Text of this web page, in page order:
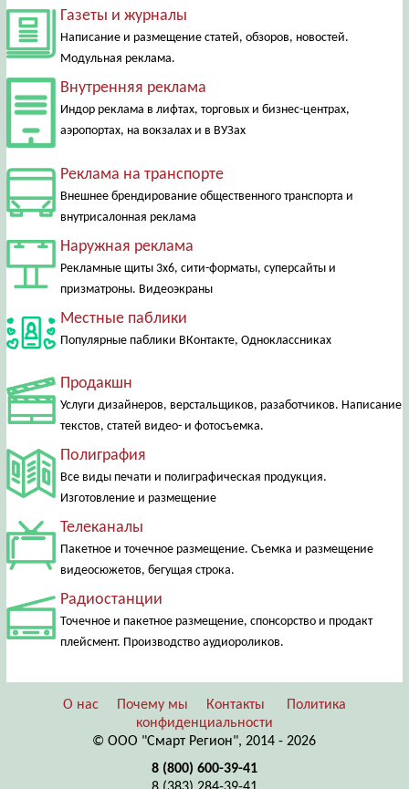
Газеты и журналы
Написание и размещение статей, обзоров, новостей.
Модульная реклама.
Внутренняя реклама
Индор реклама в лифтах, торговых и бизнес-центрах,
аэропортах, на вокзалах и в ВУЗах
Реклама на транспорте
Внешнее брендирование общественного транспорта и
внутрисалонная реклама
Наружная реклама
Рекламные щиты 3х6, сити-форматы, суперсайты и
призматроны. Видеоэкраны
Местные паблики
Популярные паблики ВКонтакте, Одноклассниках
Продакшн
Услуги дизайнеров, верстальщиков, разаботчиков. Написание
текстов, статей видео- и фотосъемка.
Полиграфия
Все виды печати и полиграфическая продукция.
Изготовление и размещение
Телеканалы
Пакетное и точечное размещение. Съемка и размещение
видеосюжетов, бегущая строка.
Радиостанции
Точечное и пакетное размещение, спонсорство и продакт
плейсмент. Производство аудиороликов.
О нас Почему мы Контакты
Политика
конфиденциальности
© ООО "Смарт Регион", 2014 - 2026
8 (800) 600-39-41